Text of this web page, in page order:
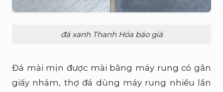
đá xanh Thanh Hóa báo giá
Đá mài mịn được mài bằng máy rung có gắn
giấy nhám, thợ đá dùng máy rung nhiều lần